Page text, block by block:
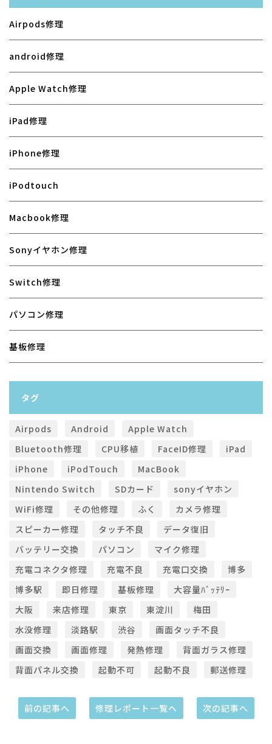
Airpods修理
android修理
Apple Watch修理
iPad修理
iPhone修理
iPodtouch
Macbook修理
Sonyイヤホン修理
Switch修理
パソコン修理
基板修理
タグ
Airpods Android
Apple Watch
Bluetooth修理
CPU移植 FaceID修理
iPad
iPhone
iPodTouch
MacBook
Nintendo Switch
SDカード
sonyイヤホン
WiFi修理
その他修理 ふく
カメラ修理
スピーカー修理
タッチ不良
データ復旧
バッテリー交換
パソコン
マイク修理
充電コネクタ修理
充電不良 充電口交換
博多
博多駅
即日修理 基板修理
大容量ﾊﾞｯﾃﾘｰ
大阪
来店修理 東京 東淀川
梅田
水没修理
淡路駅 渋谷
画面タッチ不良
画面交換
画面修理 発熱修理
背面ガラス修理
背面パネル交換
起動不可 起動不良 郵送修理
前の記事へ 修理レポート一覧へ 次の記事へ